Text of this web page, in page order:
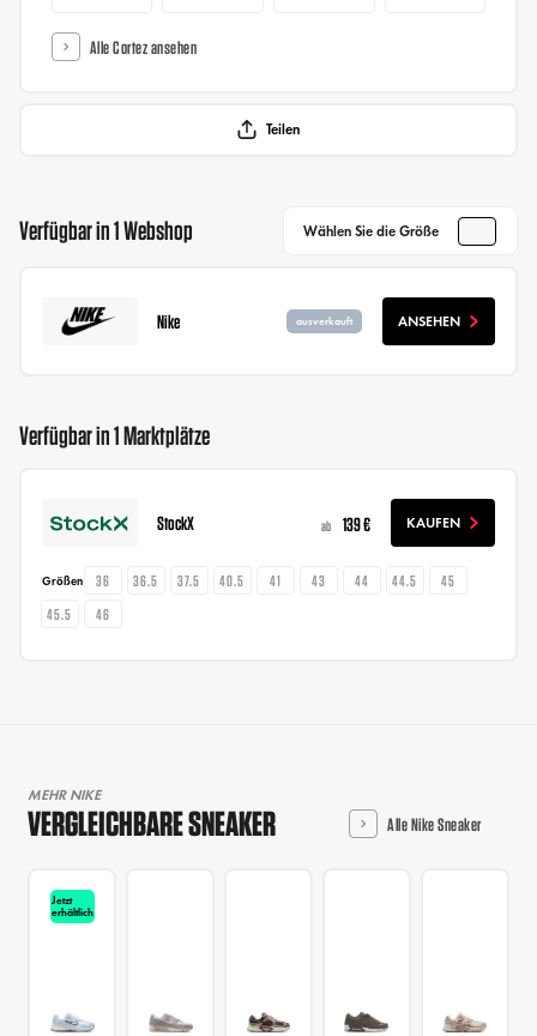
Alle Cortez ansehen
Teilen
Verfügbar in 1 Webshop Wählen Sie die Größe
Nike ausverkauft ANSEHEN
Verfügbar in 1 Marktplätze
StockX ab 139 € KAUFEN
Größen 36 36.5 37.5 40.5 41 43 44 44.5
45
45.5
46
MEHR NIKE
VERGLEICHBARE SNEAKER Alle Nike Sneaker
Jetzt
erhältlich